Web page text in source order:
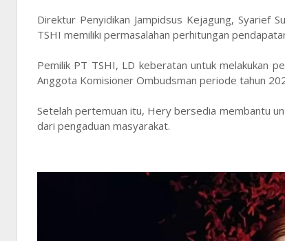
Direktur Penyidikan Jampidsus Kejagung, Syarief
TSHI memiliki permasalahan perhitungan
Pemilik PT TSHI, LD keberatan untuk melakukan
Anggota Komisioner Ombudsman periode tahun
Setelah pertemuan itu, Hery bersedia membantu
dari pengaduan masyarakat.